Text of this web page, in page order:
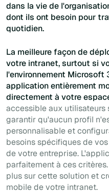
dans la vie de
dont ils ont besoin pour
quotidien.
La meilleure façon de
votre intranet, surtout si
l'environnement Microsoft
application entièrement
directement à votre
accessible aux
garantir qu'aucun profil
personnalisable et
besoins spécifiques de
de votre entreprise.
parfaitement à ces critères.
plus sur cette solution et
mobile de votre intranet.